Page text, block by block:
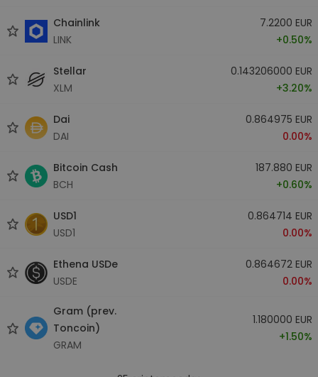
Chainlink
LINK
7.2200 EUR
+0.50%
Stellar
XLM
0.143206000 EUR
+3.20%
Dai
DAI
0.864975 EUR
0.00%
Bitcoin Cash
BCH
187.880 EUR
+0.60%
USD1
USD1
0.864714 EUR
0.00%
Ethena USDe
USDE
0.864672 EUR
0.00%
Gram (prev.
Toncoin)
GRAM
1.180000 EUR
+1.50%